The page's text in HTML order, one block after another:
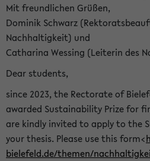
Mit freundlichen Grüßen,
Dominik Schwarz
Nachhaltigkeit) und
Catharina Wessing (Leiterin des
Dear students,
since 2023, the Rectorate of
awarded Sustainability Prize for
are kindly invited to apply to the
your thesis. Please use this form<
bielefeld.de/themen/